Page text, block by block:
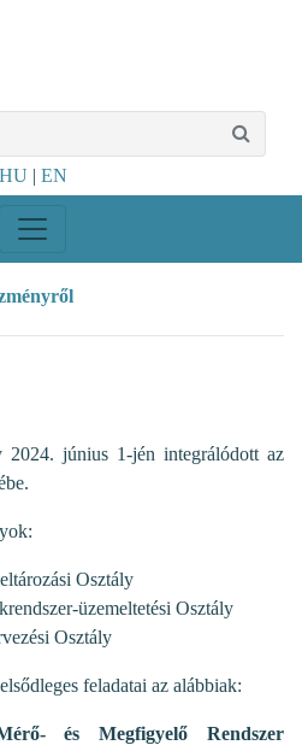
HU | EN
2024. június 1-jén integrálódott az
Osztály
üzemeltetési Osztály
Osztály
feladatai az alábbiak:
és Megfigyelő Rendszer